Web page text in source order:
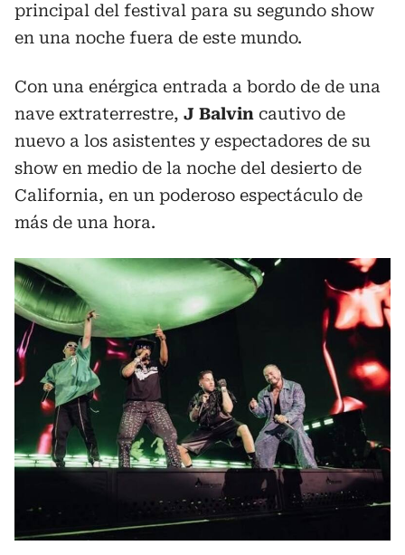
principal del festival para su segundo show
en una noche fuera de este mundo.
Con una enérgica entrada a bordo de de una
nave extraterrestre, J Balvin cautivo de
nuevo a los asistentes y espectadores de su
show en medio de la noche del desierto de
California, en un poderoso espectáculo de
más de una hora.